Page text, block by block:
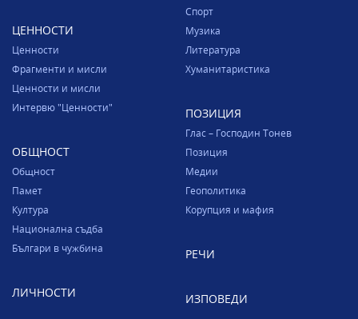
ЦЕННОСТИ
Ценности
Фрагменти и мисли
Ценности и мисли
Интервю "Ценности"
ОБЩНОСТ
Общност
Памет
Култура
Национална съдба
Българи в чужбина
ЛИЧНОСТИ
Спорт
Музика
Литература
Хуманитаристика
ПОЗИЦИЯ
Глас – Господин Тонев
Позиция
Медии
Геополитика
Корупция и мафия
РЕЧИ
ИЗПОВЕДИ